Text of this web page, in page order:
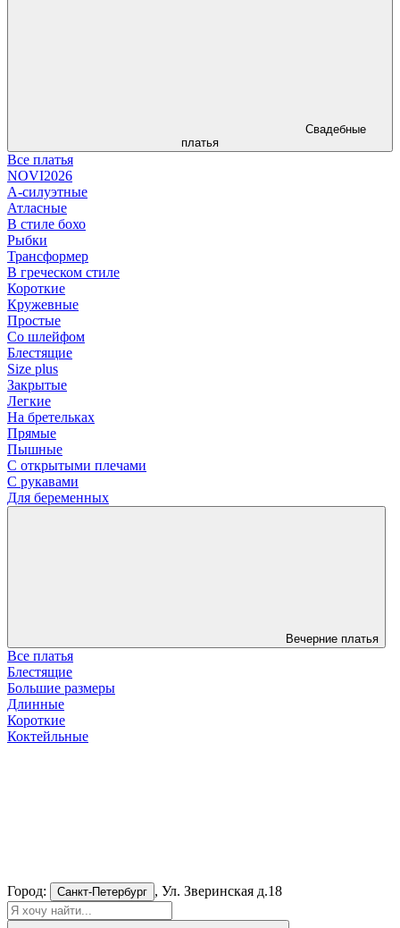
Свадебные
платья
Все платья
NOVI2026
А-силуэтные
Атласные
В стиле бохо
Рыбки
Трансформер
В греческом стиле
Короткие
Кружевные
Простые
Со шлейфом
Блестящие
Size plus
Закрытые
Легкие
На бретельках
Прямые
Пышные
С открытыми плечами
С рукавами
Для беременных
Вечерние платья
Все платья
Блестящие
Большие размеры
Длинные
Короткие
Коктейльные
Город: Санкт-Петербург , Ул. Зверинская д.18